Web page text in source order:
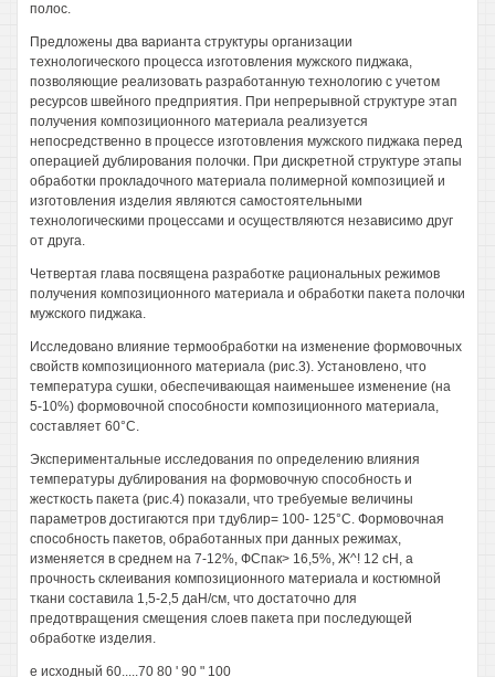
полос.
Предложены два варианта структуры организации
технологического процесса изготовления мужского пиджака,
позволяющие реализовать разработанную технологию с учетом
ресурсов швейного предприятия. При непрерывной структуре этап
получения композиционного материала реализуется
непосредственно в процессе изготовления мужского пиджака перед
операцией дублирования полочки. При дискретной структуре этапы
обработки прокладочного материала полимерной композицией и
изготовления изделия являются самостоятельными
технологическими процессами и осуществляются независимо друг
от друга.
Четвертая глава посвящена разработке рациональных режимов
получения композиционного материала и обработки пакета полочки
мужского пиджака.
Исследовано влияние термообработки на изменение формовочных
свойств композиционного материала (рис.3). Установлено, что
температура сушки, обеспечивающая наименьшее изменение (на
5-10%) формовочной способности композиционного материала,
составляет 60°С.
Экспериментальные исследования по определению влияния
температуры дублирования на формовочную способность и
жесткость пакета (рис.4) показали, что требуемые величины
параметров достигаются при тду6лир= 100- 125°С. Формовочная
способность пакетов, обработанных при данных режимах,
изменяется в среднем на 7-12%, ФСпак> 16,5%, Ж^! 12 сН, а
прочность склеивания композиционного материала и костюмной
ткани составила 1,5-2,5 даН/см, что достаточно для
предотвращения смещения слоев пакета при последующей
обработке изделия.
е исходный 60.....70 80 ' 90 " 100